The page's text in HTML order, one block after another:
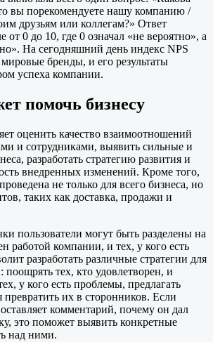
вы порекомендуете нашу компанию /
друзьям или коллегам?» Ответ
от 0 до 10, где 0 означал «не вероятно», а
На сегодняшний день индекс NPS
бренды, и его результаты
успеха компании.
помочь бизнесу
оценить качество взаимоотношений
и сотрудниками, выявить сильные и
разработать стратегию развития и
внедренных изменений. Кроме того,
не только для всего бизнеса, но
таких как доставка, продажи и
пользователи могут быть разделены на
работой компании, и тех, у кого есть
разработать различные стратегии для
поощрять тех, кто удовлетворен, и
у кого есть проблемы, предлагать
превратить их в сторонников. Если
комментарий, почему он дал
это поможет выявить конкретные
над ними.